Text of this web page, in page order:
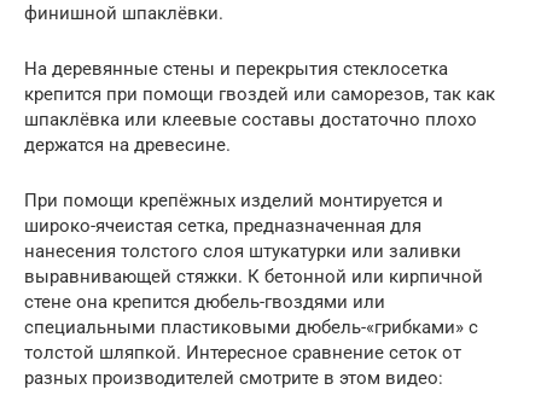
финишной шпаклёвки.
На деревянные стены и перекрытия стеклосетка
крепится при помощи гвоздей или саморезов, так как
шпаклёвка или клеевые составы достаточно плохо
держатся на древесине.
При помощи крепёжных изделий монтируется и
широко-ячеистая сетка, предназначенная для
нанесения толстого слоя штукатурки или заливки
выравнивающей стяжки. К бетонной или кирпичной
стене она крепится дюбель-гвоздями или
специальными пластиковыми дюбель-«грибками» с
толстой шляпкой. Интересное сравнение сеток от
разных производителей смотрите в этом видео: